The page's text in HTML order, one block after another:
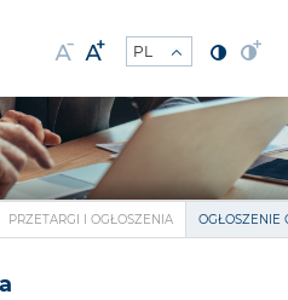
PRZETARGI I OGŁOSZENIA OGŁOSZENIE